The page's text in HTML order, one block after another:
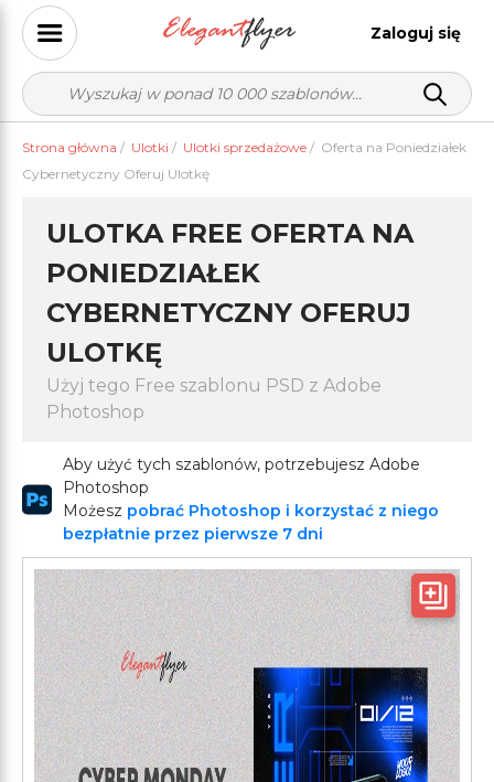
Zaloguj się
Strona główna / Ulotki / Ulotki sprzedażowe / Oferta na Poniedziałek
Cybernetyczny Oferuj Ulotkę
ULOTKA FREE OFERTA NA
PONIEDZIAŁEK
CYBERNETYCZNY OFERUJ
ULOTKĘ
Użyj tego Free szablonu PSD z Adobe
Photoshop
Aby użyć tych szablonów, potrzebujesz Adobe
Photoshop
Możesz pobrać Photoshop i korzystać z niego
bezpłatnie przez pierwsze 7 dni